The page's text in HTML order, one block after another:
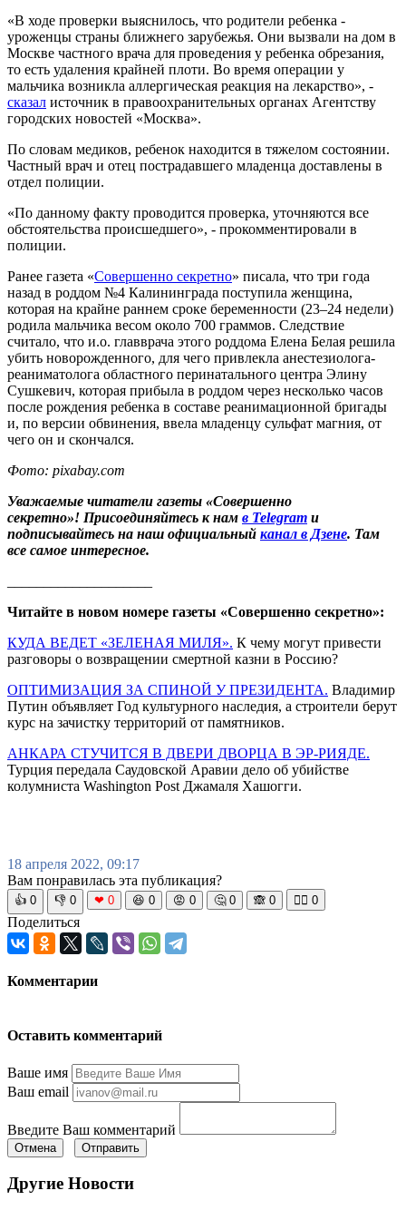
«В ходе проверки выяснилось, что родители ребенка -
уроженцы страны ближнего зарубежья. Они вызвали на дом в
Москве частного врача для проведения у ребенка обрезания,
то есть удаления крайней плоти. Во время операции у
мальчика возникла аллергическая реакция на лекарство», -
сказал источник в правоохранительных органах Агентству
городских новостей «Москва».
По словам медиков, ребенок находится в тяжелом состоянии.
Частный врач и отец пострадавшего младенца доставлены в
отдел полиции.
«По данному факту проводится проверка, уточняются все
обстоятельства происшедшего», - прокомментировали в
полиции.
Ранее газета «Совершенно секретно» писала, что три года
назад в роддом №4 Калининграда поступила женщина,
которая на крайне раннем сроке беременности (23–24 недели)
родила мальчика весом около 700 граммов. Следствие
считало, что и.о. главврача этого роддома Елена Белая решила
убить новорожденного, для чего привлекла анестезиолога-
реаниматолога областного перинатального центра Элину
Сушкевич, которая прибыла в роддом через несколько часов
после рождения ребенка в составе реанимационной бригады
и, по версии обвинения, ввела младенцу сульфат магния, от
чего он и скончался.
Фото: pixabay.com
Уважаемые читатели газеты «Совершенно
секретно»! Присоединяйтесь к нам в Telegram и
подписывайтесь на наш официальный канал в Дзене. Там
все самое интересное.
Читайте в новом номере газеты «Совершенно секретно»:
КУДА ВЕДЕТ «ЗЕЛЕНАЯ МИЛЯ». К чему могут привести
разговоры о возвращении смертной казни в Россию?
ОПТИМИЗАЦИЯ ЗА СПИНОЙ У ПРЕЗИДЕНТА. Владимир
Путин объявляет Год культурного наследия, а строители берут
курс на зачистку территорий от памятников.
АНКАРА СТУЧИТСЯ В ДВЕРИ ДВОРЦА В ЭР-РИЯДЕ.
Турция передала Саудовской Аравии дело об убийстве
колумниста Washington Post Джамаля Хашогги.
18 апреля 2022, 09:17
Вам понравилась эта публикация?
👍 0 👎 0 ❤ 0 😆 0 😡 0 🤔 0 🙈 0 🧘‍♀️ 0
Поделиться
Комментарии
Оставить комментарий
Ваше имя
Ваш email
Введите Ваш комментарий
Отмена Отправить
Другие Новости